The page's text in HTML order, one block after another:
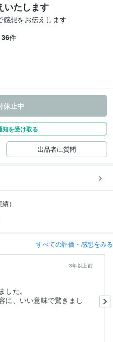
いたします
感想をお伝えします
36件
休止中
知を受け取る
出品者に質問
）
すべての評価・感想をみる
3年以上前
た。
に、いい意味で驚きまし